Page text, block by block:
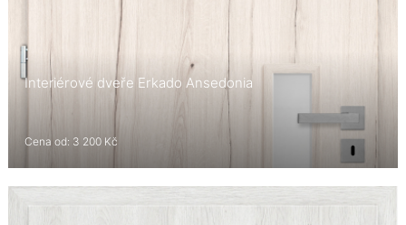
Interiérové dveře Erkado Ansedonia
Cena od: 3 200 Kč